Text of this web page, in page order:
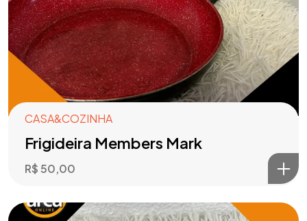
CASA&COZINHA
Frigideira Members Mark
R$50,00